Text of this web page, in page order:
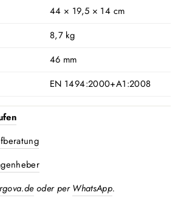
44 × 19,5 × 14 cm
8,7 kg
46 mm
EN 1494:2000+A1:2008
oder perWhatsApp.